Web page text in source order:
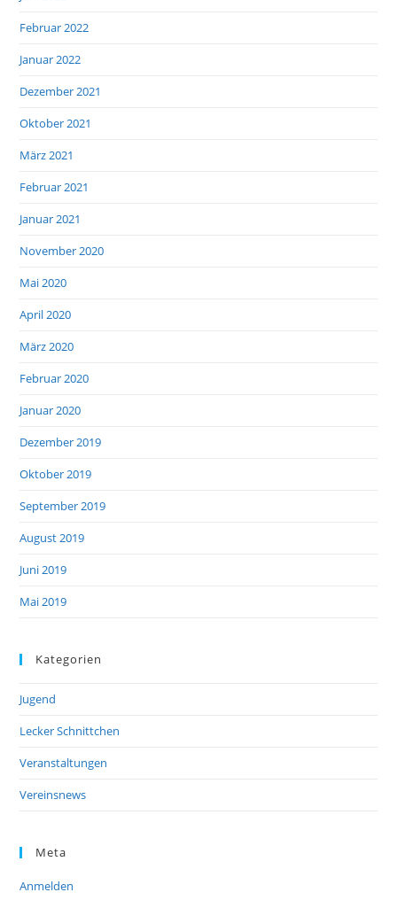
Februar 2022
Januar 2022
Dezember 2021
Oktober 2021
März 2021
Februar 2021
Januar 2021
November 2020
Mai 2020
April 2020
März 2020
Februar 2020
Januar 2020
Dezember 2019
Oktober 2019
September 2019
August 2019
Juni 2019
Mai 2019
Kategorien
Jugend
Lecker Schnittchen
Veranstaltungen
Vereinsnews
Meta
Anmelden